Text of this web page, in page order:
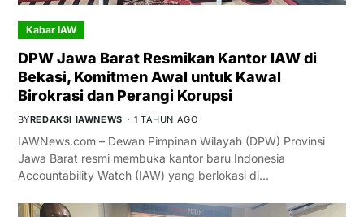
Kabar IAW
DPW Jawa Barat Resmikan Kantor IAW di
Bekasi, Komitmen Awal untuk Kawal
Birokrasi dan Perangi Korupsi
BYREDAKSI IAWNEWS 1 TAHUN AGO
IAWNews.com – Dewan Pimpinan Wilayah (DPW) Provinsi
Jawa Barat resmi membuka kantor baru Indonesia
Accountability Watch (IAW) yang berlokasi di…